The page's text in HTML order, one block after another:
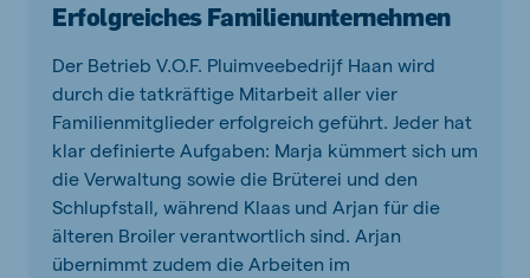
Erfolgreiches Familienunternehmen
Der Betrieb V.O.F. Pluimveebedrijf Haan wird
durch die tatkräftige Mitarbeit aller vier
Familienmitglieder erfolgreich geführt. Jeder hat
klar definierte Aufgaben: Marja kümmert sich um
die Verwaltung sowie die Brüterei und den
Schlupfstall, während Klaas und Arjan für die
älteren Broiler verantwortlich sind. Arjan
übernimmt zudem die Arbeiten im